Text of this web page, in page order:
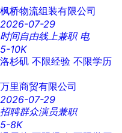
枫桥物流组装有限公司
2026-07-29
时间自由线上兼职 电
5-10K
洛杉矶 不限经验 不限学历
万里商贸有限公司
2026-07-29
招聘群众演员兼职
5-8K